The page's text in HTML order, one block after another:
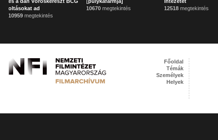
oltásokat ad
10959 megtekintés
10670 megtekintés
12518 megtekintés
Főoldal
Témák
Személyek
Helyek